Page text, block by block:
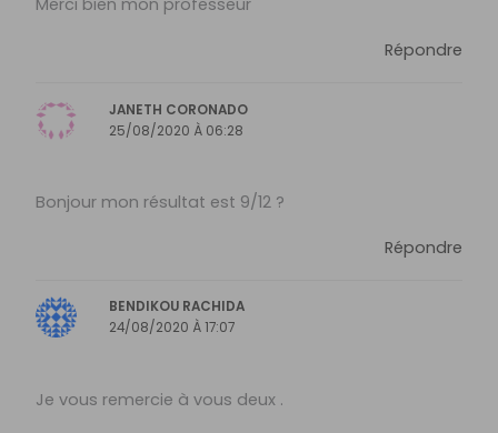
Répondre
JANETH CORONADO
25/08/2020 À 06:28
Bonjour mon résultat est 9/12 ?
Répondre
BENDIKOU RACHIDA
24/08/2020 À 17:07
Je vous remercie à vous deux .